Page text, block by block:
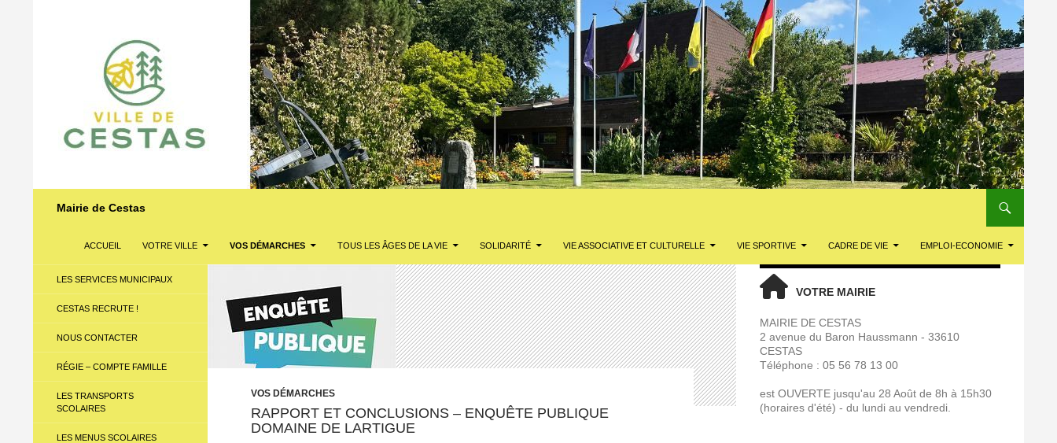
Mairie de Cestas
ACCUEIL
VOTRE VILLE VOS DÉMARCHES TOUS LES ÂGES DE LA VIE SOLIDARITÉ VIE ASSOCIATIVE ET CULTURELLE VIE SPORTIVE CADRE DE VIE EMPLOI-ECONOMIE
VOS DÉMARCHES
RAPPORT ET CONCLUSIONS – ENQUÊTE PUBLIQUE
DOMAINE DE LARTIGUE
VOTRE MAIRIE
MAIRIE DE CESTAS
2 avenue du Baron Haussmann - 33610
CESTAS
Téléphone : 05 56 78 13 00
est OUVERTE jusqu'au 28 Août de 8h à 15h30
(horaires d'été) - du lundi au vendredi.
LES SERVICES MUNICIPAUX
CESTAS RECRUTE !
NOUS CONTACTER
RÉGIE – COMPTE FAMILLE
LES TRANSPORTS
SCOLAIRES
LES MENUS SCOLAIRES